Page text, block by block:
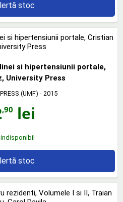
stoc
si hipertensiunii portale,
University Press
(UMF) - 2015
,90 lei
stoc